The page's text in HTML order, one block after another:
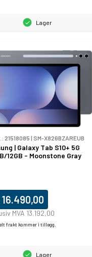
Lager
21518085 | SM-X826BZAREUB
| Galaxy Tab S10+ 5G
12GB - Moonstone Gray
16.490,00
MVA 13.192,00
frakt kommer i tillegg.
Lager